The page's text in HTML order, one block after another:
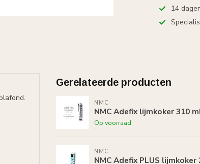
14
Gerelateerde producten
NMC
NMC Adefix lijmkoker 310
Op voorraad
NMC
NMC Adefix PLUS lijmkoker